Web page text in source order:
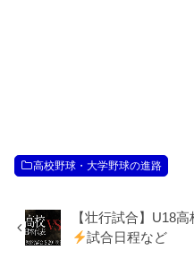
高校野球・大学野球の進路
【壮行試合】U18
試合日程など